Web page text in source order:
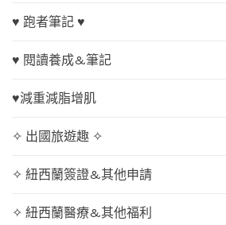
♥ 跑者筆記 ♥
♥ 閱讀養成&筆記
♥減重減脂增肌
✧ 出國旅遊趣 ✧
✧ 紐西蘭簽證&其他申請
✧ 紐西蘭醫療&其他福利